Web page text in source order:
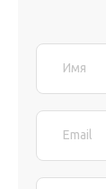
Имя
Email